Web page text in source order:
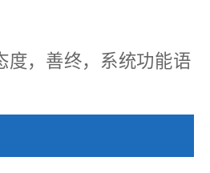
度，善终，系统功能语